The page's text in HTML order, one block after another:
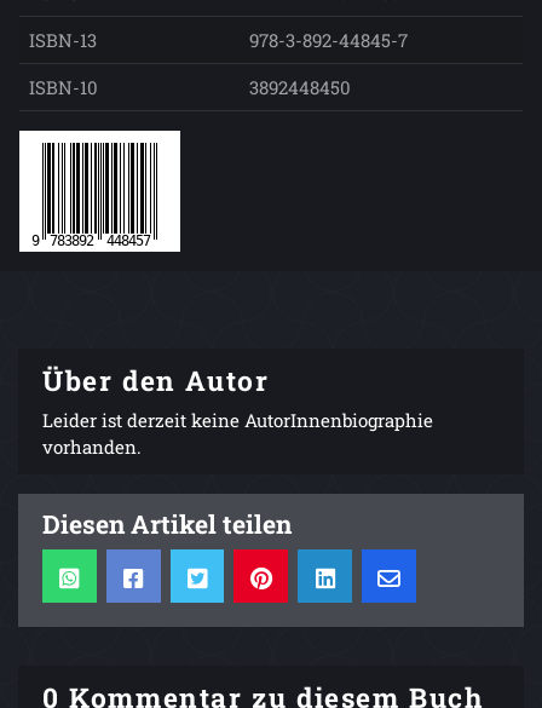
ISBN-13
978-3-892-44845-7
ISBN-10
3892448450
Über den Autor
Leider ist derzeit keine AutorInnenbiographie
vorhanden.
Diesen Artikel teilen
0 Kommentar zu diesem Buch